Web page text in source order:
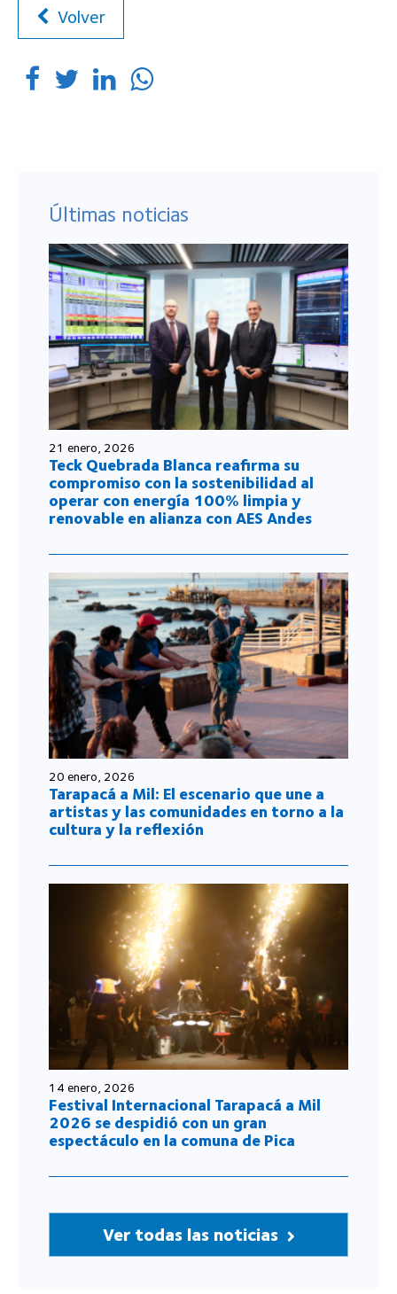
Volver
Últimas noticias
21 enero, 2026
Teck Quebrada Blanca reafirma su
compromiso con la sostenibilidad al
operar con energía 100% limpia y
renovable en alianza con AES Andes
20 enero, 2026
Tarapacá a Mil: El escenario que une a
artistas y las comunidades en torno a la
cultura y la reflexión
14 enero, 2026
Festival Internacional Tarapacá a Mil
2026 se despidió con un gran
espectáculo en la comuna de Pica
Ver todas las noticias